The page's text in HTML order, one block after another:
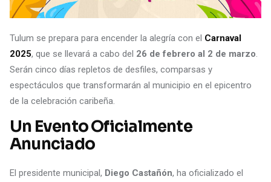
Tulum se prepara para encender la alegría con el Carnaval
2025, que se llevará a cabo del 26 de febrero al 2 de marzo
Serán cinco días repletos de desfiles, comparsas y
espectáculos que transformarán al municipio en el epicentro
de la celebración caribeña.
Un Evento Oficialmente
Anunciado
El presidente municipal, Diego Castañón, ha oficializado el